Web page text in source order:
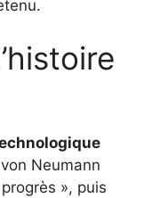
Neumann
», puis